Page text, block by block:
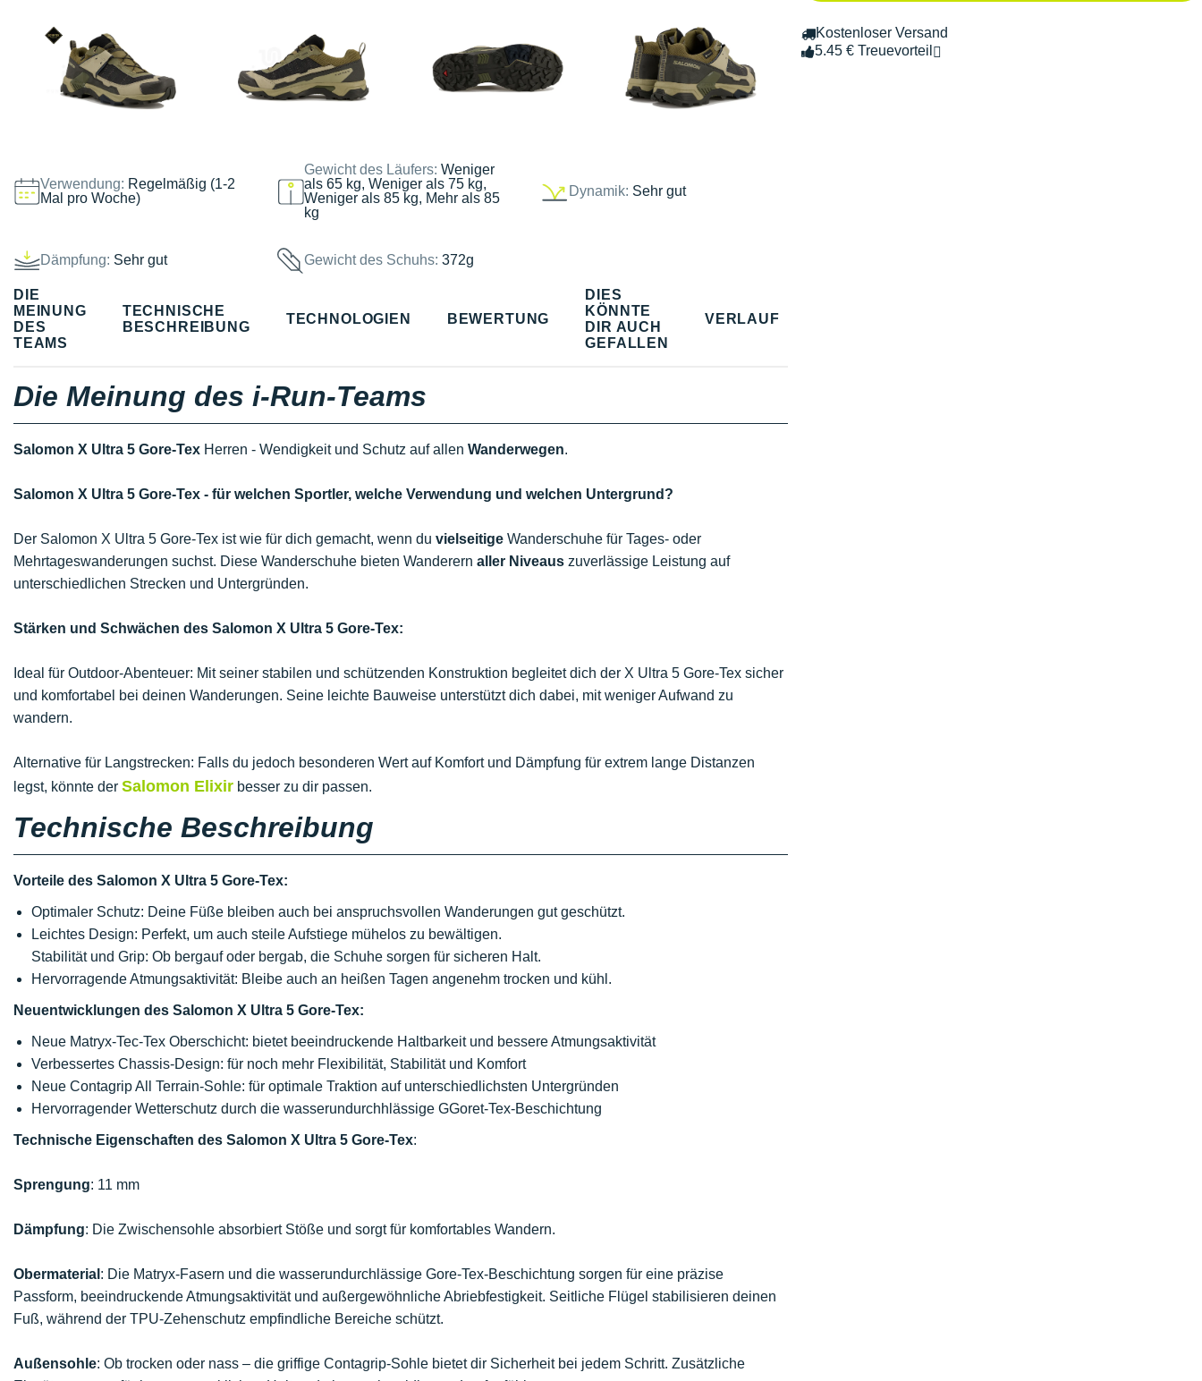
Verwendung: Regelmäßig (1-2
Mal pro Woche)
Gewicht des Läufers:Weniger
als 65 kg, Weniger als 75 kg,
Weniger als 85 kg, Mehr als 85
kg
Dynamik: Sehr gut
Dämpfung: Sehr gut Gewicht des Schuhs:372g
Kostenloser Versand
5.45 € Treuevorteil
DIE
MEINUNG
DES
TEAMS
TECHNISCHE
BESCHREIBUNG
TECHNOLOGIEN BEWERTUNG
DIES
KÖNNTE
DIR AUCH
GEFALLEN
VERLAUF
Die Meinung des i-Run-Teams
Salomon X Ultra 5 Gore-Tex Herren - Wendigkeit und Schutz auf allen Wanderwegen.
Salomon X Ultra 5 Gore-Tex - für welchen Sportler, welche Verwendung und welchen Untergrund?
Der Salomon X Ultra 5 Gore-Tex ist wie für dich gemacht, wenn du vielseitige Wanderschuhe für Tages- oder
Mehrtageswanderungen suchst. Diese Wanderschuhe bieten Wanderern aller Niveaus zuverlässige Leistung auf
unterschiedlichen Strecken und Untergründen.
Stärken und Schwächen des Salomon X Ultra 5 Gore-Tex:
Ideal für Outdoor-Abenteuer: Mit seiner stabilen und schützenden Konstruktion begleitet dich der X Ultra 5 Gore-Tex sicher
und komfortabel bei deinen Wanderungen. Seine leichte Bauweise unterstützt dich dabei, mit weniger Aufwand zu
wandern.
Alternative für Langstrecken: Falls du jedoch besonderen Wert auf Komfort und Dämpfung für extrem lange Distanzen
legst, könnte der Salomon Elixir besser zu dir passen.
Technische Beschreibung
Vorteile des Salomon X Ultra 5 Gore-Tex:
Optimaler Schutz: Deine Füße bleiben auch bei anspruchsvollen Wanderungen gut geschützt.
Leichtes Design: Perfekt, um auch steile Aufstiege mühelos zu bewältigen.
Stabilität und Grip: Ob bergauf oder bergab, die Schuhe sorgen für sicheren Halt.
Hervorragende Atmungsaktivität: Bleibe auch an heißen Tagen angenehm trocken und kühl.
Neuentwicklungen des Salomon X Ultra 5 Gore-Tex:
Neue Matryx-Tec-Tex Oberschicht: bietet beeindruckende Haltbarkeit und bessere Atmungsaktivität
Verbessertes Chassis-Design: für noch mehr Flexibilität, Stabilität und Komfort
Neue Contagrip All Terrain-Sohle: für optimale Traktion auf unterschiedlichsten Untergründen
Hervorragender Wetterschutz durch die wasserundurchhlässige GGoret-Tex-Beschichtung
Technische Eigenschaften des Salomon X Ultra 5 Gore-Tex:
Sprengung: 11 mm
Dämpfung: Die Zwischensohle absorbiert Stöße und sorgt für komfortables Wandern.
Obermaterial : Die Matryx-Fasern und die wasserundurchlässige Gore-Tex-Beschichtung sorgen für eine präzise
Passform, beeindruckende Atmungsaktivität und außergewöhnliche Abriebfestigkeit. Seitliche Flügel stabilisieren deinen
Fuß, während der TPU-Zehenschutz empfindliche Bereiche schützt.
Außensohle: Ob trocken oder nass – die griffige Contagrip-Sohle bietet dir Sicherheit bei jedem Schritt. Zusätzliche